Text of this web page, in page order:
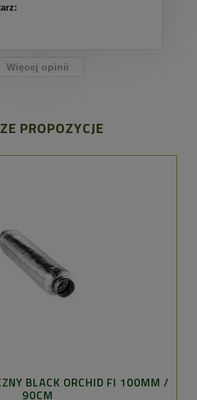
Więcej opinii
PROPOZYCJE
BLACK ORCHID FI 100MM /
90CM